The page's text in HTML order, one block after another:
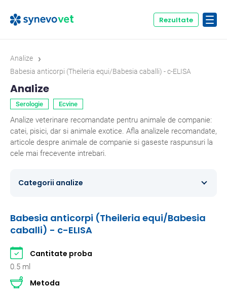
Rezultate
Analize ›
Babesia anticorpi (Theileria equi/Babesia caballi) - c-ELISA
Analize
Serologie Ecvine
Analize veterinare recomandate pentru animale de companie:
catei, pisici, dar si animale exotice. Afla analizele recomandate,
articole despre animale de companie si gaseste raspunsuri la
cele mai frecevente intrebari.
Categorii analize
Ecvine
Pasari
Babesia anticorpi (Theileria equi/Babesia
caballi) - c-ELISA
Cantitate proba
0.5 ml
Metoda